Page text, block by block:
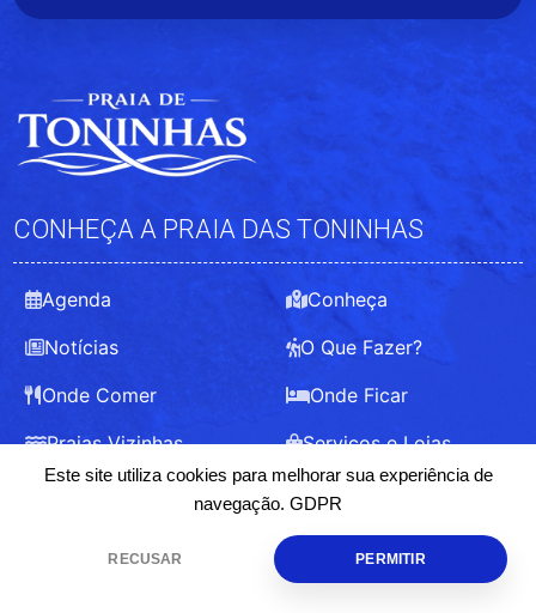
Este site utiliza cookies para melhorar sua experiência de
navegação. GDPR
RECUSAR PERMITIR
CONHEÇA A PRAIA DAS TONINHAS
Agenda
Conheça
Notícias
O Que Fazer?
Onde Comer
Onde Ficar
Praias Vizinhas
Serviços e Lojas
Política
SobreEquipeContatoAnuncie